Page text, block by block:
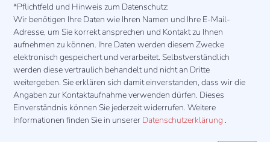
*Pflichtfeld und Hinweis zum Datenschutz:
Wir benötigen Ihre Daten wie Ihren Namen und Ihre E-Mail-
Adresse, um Sie korrekt ansprechen und Kontakt zu Ihnen
aufnehmen zu können. Ihre Daten werden diesem Zwecke
elektronisch gespeichert und verarbeitet. Selbstverständlich
werden diese vertraulich behandelt und nicht an Dritte
weitergeben. Sie erklären sich damit einverstanden, dass wir die
Angaben zur Kontaktaufnahme verwenden dürfen. Dieses
Einverständnis können Sie jederzeit widerrufen. Weitere
Informationen finden Sie in unserer Datenschutzerklärung .